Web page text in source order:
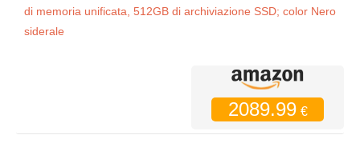
di memoria unificata, 512GB di archiviazione SSD; color Nero
siderale
2089.99 €